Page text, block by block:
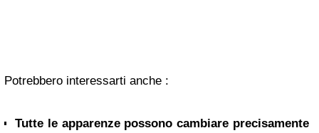
Potrebbero interessarti anche :
Tutte le apparenze possono cambiare precisamente